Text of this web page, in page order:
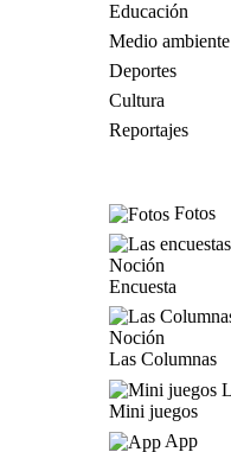
Educación
Medio ambiente
Deportes
Cultura
Reportajes
Fotos
Encuesta
Las Columnas
Mini juegos
App